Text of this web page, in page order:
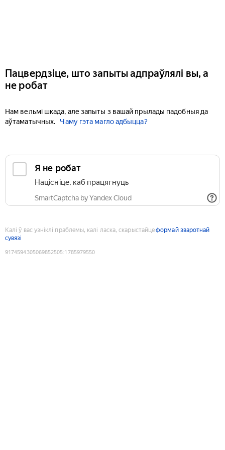
Пацвердзіце, што запыты адпраўлялі вы, а
не робат
Нам вельмі шкада, але запыты з вашай прылады падобныя да
аўтаматычных.
Чаму гэта магло адбыцца?
Я не робат
Націсніце, каб працягнуць
SmartCaptcha by Yandex Cloud
Калі ў вас узніклі праблемы, калі ласка, скарыстайцеформай зваротнай
сувязі
9174594305069852505:1785979550